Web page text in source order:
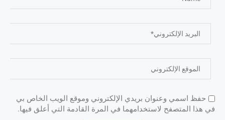
حفظ اسمي وعنوان بريدي الإلكتروني وموقع الويب الخاص بي
في هذا المتصفح لاستخدامهما في المرة القادمة التي أعلق فيها.